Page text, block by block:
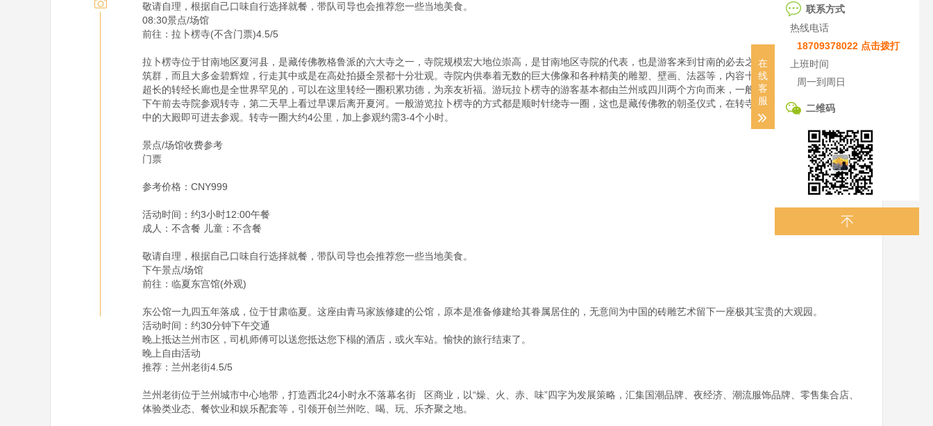
敬请自理，根据自己口味自行选择就餐，带队司导也会推荐您一些当地美食。
08:30景点/场馆
前往：拉卜楞寺(不含门票)4.5/5
拉卜楞寺位于甘南地区夏河县，是藏传佛教格鲁派的六大寺之一，寺院规模宏大地位崇高，是甘南地区寺院的代表，也是游客来到甘南的必去之地。这里有恢宏的寺院建
筑群，而且大多金碧辉煌，行走其中或是在高处拍摄全景都十分壮观。寺院内供奉着无数的巨大佛像和各种精美的雕塑、壁画、法器等，内容十分丰富。另外，拉卜楞寺
超长的转经长廊也是全世界罕见的，可以在这里转经一圈积累功德，为亲友祈福。游玩拉卜楞寺的游客基本都由兰州或四川两个方向而来，一般大多中午左右到达夏河。
下午前去寺院参观转寺，第二天早上看过早课后离开夏河。一般游览拉卜楞寺的方式都是顺时针绕寺一圈，这也是藏传佛教的朝圣仪式，在转寺过程中看见散布在建筑群
中的大殿即可进去参观。转寺一圈大约4公里，加上参观约需3-4个小时。
景点/场馆收费参考
门票
参考价格：CNY999
活动时间：约3小时12:00午餐
成人：不含餐 儿童：不含餐
敬请自理，根据自己口味自行选择就餐，带队司导也会推荐您一些当地美食。
下午景点/场馆
前往：临夏东宫馆(外观)
东公馆一九四五年落成，位于甘肃临夏。这座由青马家族修建的公馆，原本是准备修建给其眷属居住的，无意间为中国的砖雕艺术留下一座极其宝贵的大观园。
活动时间：约30分钟下午交通
晚上抵达兰州市区，司机师傅可以送您抵达您下榻的酒店，或火车站。愉快的旅行结束了。
晚上自由活动
推荐：兰州老街4.5/5
兰州老街位于兰州城市中心地带，打造西北24小时永不落幕名街   区商业，以“燥、火、赤、味”四字为发展策略，汇集国潮品牌、夜经济、潮流服饰品牌、零售集合店、
体验类业态、餐饮业和娱乐配套等，引领开创兰州吃、喝、玩、乐齐聚之地。
联系方式
热线电话
18709378022 点击拨打
上班时间
周一到周日
二维码
在
线
客
服